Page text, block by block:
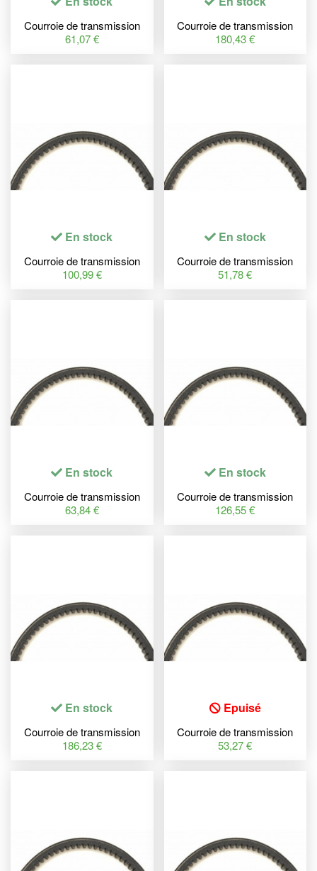
Courroie de transmission
MITSUBOSHI Premium
61,07 €
Courroie de transmission
MITSUBOSHI Premium
180,43 €
En stock
Courroie de transmission
MITSUBOSHI Premium
100,99 €
En stock
Courroie de transmission
MITSUBOSHI Premium
51,78 €
En stock
Courroie de transmission
MITSUBOSHI Premium
63,84 €
En stock
Courroie de transmission
MITSUBOSHI Premium
126,55 €
En stock
Courroie de transmission
MITSUBOSHI Premium
186,23 €
Epuisé
Courroie de transmission
MITSUBOSHI Premium
53,27 €